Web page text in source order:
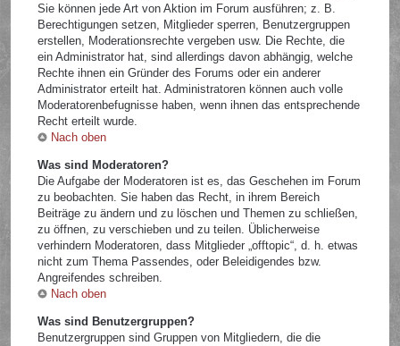
Sie können jede Art von Aktion im Forum ausführen; z. B.
Berechtigungen setzen, Mitglieder sperren, Benutzergruppen
erstellen, Moderationsrechte vergeben usw. Die Rechte, die
ein Administrator hat, sind allerdings davon abhängig, welche
Rechte ihnen ein Gründer des Forums oder ein anderer
Administrator erteilt hat. Administratoren können auch volle
Moderatorenbefugnisse haben, wenn ihnen das entsprechende
Recht erteilt wurde.
Nach oben
Was sind Moderatoren?
Die Aufgabe der Moderatoren ist es, das Geschehen im Forum
zu beobachten. Sie haben das Recht, in ihrem Bereich
Beiträge zu ändern und zu löschen und Themen zu schließen,
zu öffnen, zu verschieben und zu teilen. Üblicherweise
verhindern Moderatoren, dass Mitglieder „offtopic“, d. h. etwas
nicht zum Thema Passendes, oder Beleidigendes bzw.
Angreifendes schreiben.
Nach oben
Was sind Benutzergruppen?
Benutzergruppen sind Gruppen von Mitgliedern, die die